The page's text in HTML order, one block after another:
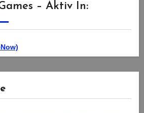
– Aktiv In: